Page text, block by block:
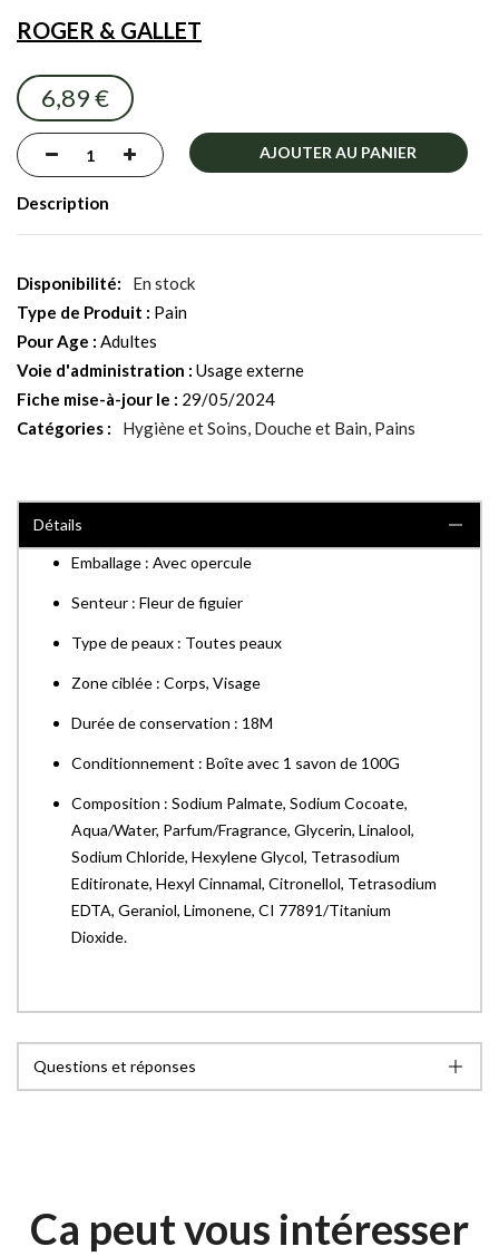
images
ROGER & GALLET
6,89 €
AJOUTER AU PANIER
Description
En stock
Type de Produit : Pain
Pour Age : Adultes
Voie d'administration : Usage externe
Fiche mise-à-jour le : 29/05/2024
Catégories :
Hygiène et Soins Douche et Bain Pains
Détails
Emballage : Avec opercule
Senteur : Fleur de figuier
Type de peaux : Toutes peaux
Zone ciblée : Corps, Visage
Durée de conservation : 18M
Conditionnement : Boîte avec 1 savon de 100G
Composition : Sodium Palmate, Sodium Cocoate,
Aqua/Water, Parfum/Fragrance, Glycerin, Linalool,
Sodium Chloride, Hexylene Glycol, Tetrasodium
Editironate, Hexyl Cinnamal, Citronellol, Tetrasodium
EDTA, Geraniol, Limonene, CI 77891/Titanium
Dioxide.
Questions et réponses
Ca peut vous intéresser